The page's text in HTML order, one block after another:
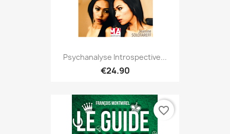
Psychanalyse Introspective...
€24.90
favorite_border